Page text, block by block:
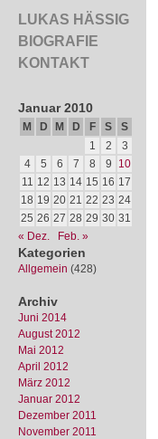
LUKAS HÄSSIG
BIOGRAFIE
KONTAKT
Januar 2010
M D M D F S
S
1
2
3
4
5 6 7 8 9
10
11 12 13 14 15 16 17
18 19 20 21 22 23 24
25 26 27 28 29 30 31
« Dez.
Feb. »
Kategorien
Allgemein (428)
Archiv
Juni 2014
August 2012
Mai 2012
April 2012
März 2012
Januar 2012
Dezember 2011
November 2011